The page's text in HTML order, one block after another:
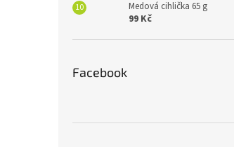
Medová cihlička 65 g
99 Kč
Facebook